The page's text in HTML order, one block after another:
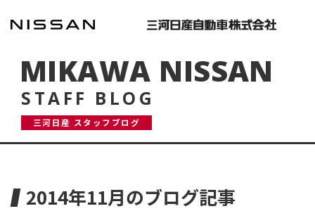
MIKAWA NISSAN
STAFF BLOG
三河日産 スタッフブログ
2014年11月のブログ記事